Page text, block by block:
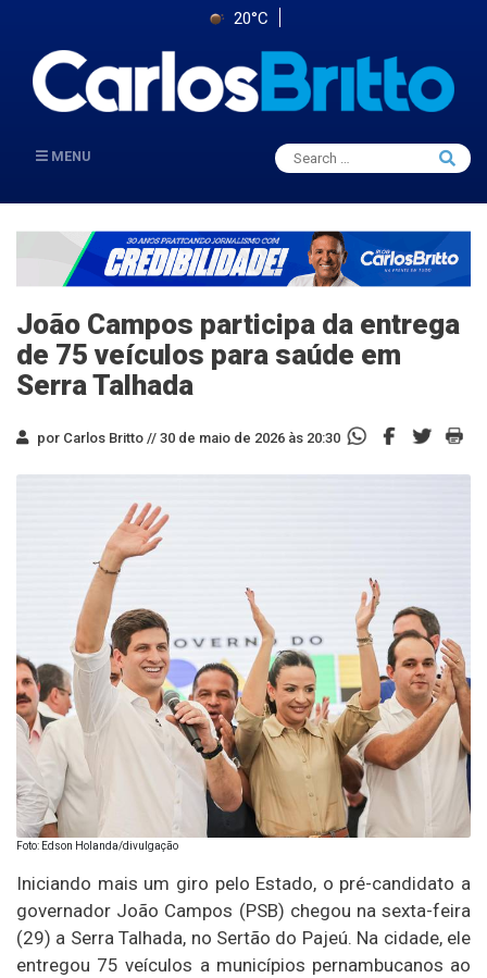
20°C
MENU
Search
for:
Search
João Campos participa da entrega
de 75 veículos para saúde em
Serra Talhada
por Carlos Britto // 30 de maio de 2026 às 20:30
Foto: Edson Holanda/divulgação
Iniciando mais um giro pelo Estado, o pré-candidato a
governador João Campos (PSB) chegou na sexta-feira
(29) a Serra Talhada, no Sertão do Pajeú. Na cidade, ele
entregou 75 veículos a municípios pernambucanos ao